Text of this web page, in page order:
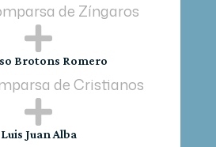
de Zíngaros

Brotons Romero
de Cristianos

Luis Juan Alba